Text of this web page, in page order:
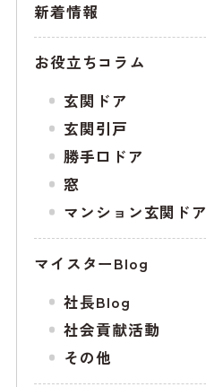
新着情報
お役立ちコラム
玄関ドア
玄関引戸
勝手口ドア
窓
マンション玄関ドア
マイスターBlog
社長Blog
社会貢献活動
その他